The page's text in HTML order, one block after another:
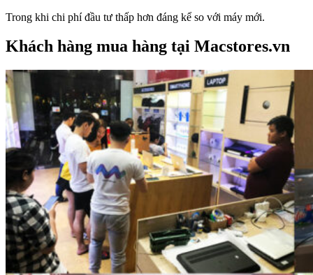
Trong khi chi phí đầu tư thấp hơn đáng kể so với máy mới.
Khách hàng mua hàng tại Macstores.vn